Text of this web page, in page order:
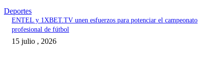
Deportes
ENTEL y 1XBET.TV unen esfuerzos para potenciar el campeonato
profesional de fútbol
15 julio , 2026